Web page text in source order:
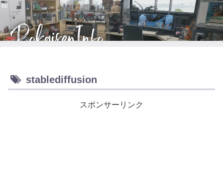
鉄火のフリーライフ
stablediffusion
スポンサーリンク